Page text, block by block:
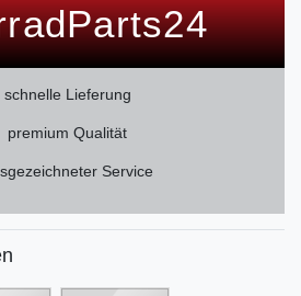
schnelle Lieferung
premium Qualität
Service